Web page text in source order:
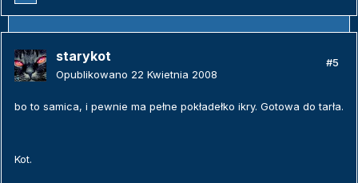
starykot
Opublikowano 22 Kwietnia 2008
#5
bo to samica, i pewnie ma pełne pokładełko ikry. Gotowa do tarła.
Kot.